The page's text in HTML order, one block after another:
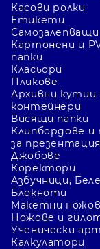
Касови ролки
Етикети
Самозалепващи
Картонени и
папки
Класьори
Пликове
Архивни кутии
контейнери
Висящи папки
Клипбордове и
за презентация
Джобове
Коректори
Азбучници,
Блокноти
Макетни
Ножове и
Ученически
Калкулатори